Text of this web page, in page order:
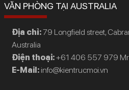
VĂN PHÒNG TẠI AUSTRALIA
Địa chỉ:79 Longfield street,
Australia
Điện thoại:+61 406 557 979
E-Mail: info@kientrucmoi.vn